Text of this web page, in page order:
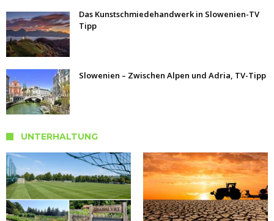
Das Kunstschmiedehandwerk in Slowenien-TV
Tipp
Slowenien – Zwischen Alpen und Adria, TV-Tipp
UNTERHALTUNG